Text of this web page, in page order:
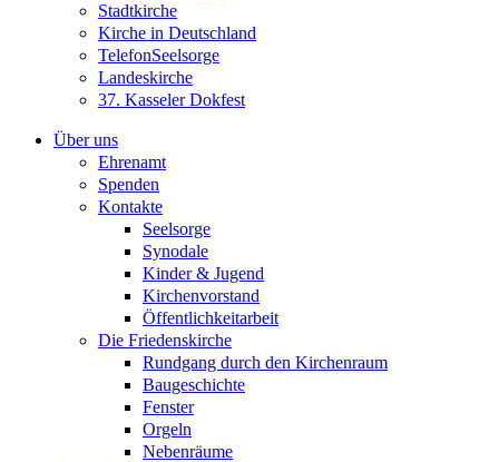
Stadtkirche
Kirche in Deutschland
TelefonSeelsorge
Landeskirche
37. Kasseler Dokfest
Über uns
Ehrenamt
Spenden
Kontakte
Seelsorge
Synodale
Kinder & Jugend
Kirchenvorstand
Öffentlichkeitarbeit
Die Friedenskirche
Rundgang durch den Kirchenraum
Baugeschichte
Fenster
Orgeln
Nebenräume